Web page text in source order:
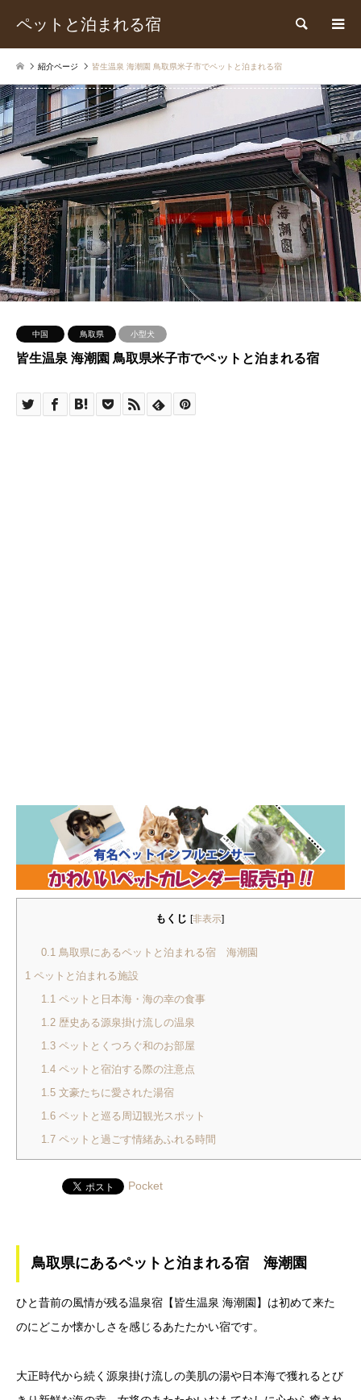
ペットと泊まれる宿 検索
紹介ページ 皆生温泉 海潮園 鳥取県米子市でペットと泊まれる宿
中国 鳥取県 小型犬
皆生温泉 海潮園 鳥取県米子市でペットと泊まれる宿
もくじ [非表示]
0.1 鳥取県にあるペットと泊まれる宿 海潮園
1 ペットと泊まれる施設
1.1 ペットと日本海・海の幸の食事
1.2歴史ある源泉掛け流しの温泉
1.3ペットとくつろぐ和のお部屋
1.4ペットと宿泊する際の注意点
1.5文豪たちに愛された湯宿
1.6ペットと巡る周辺観光スポット
1.7ペットと過ごす情緒あふれる時間
Pocket
鳥取県にあるペットと泊まれる宿 海潮園
ひと昔前の風情が残る温泉宿【皆生温泉 海潮園】は初めて来た
のにどこか懐かしさを感じるあたたかい宿です。
大正時代から続く源泉掛け流しの美肌の湯や日本海で獲れるとび